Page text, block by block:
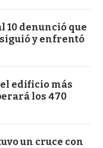
10 denunció que
y enfrentó
edificio más
los 470
un cruce con